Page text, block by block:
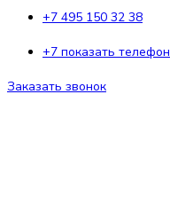
+7 495 150 32 38
+7 показать телефон
Заказать звонок